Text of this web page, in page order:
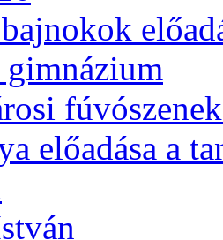
gimnázium
előadása a